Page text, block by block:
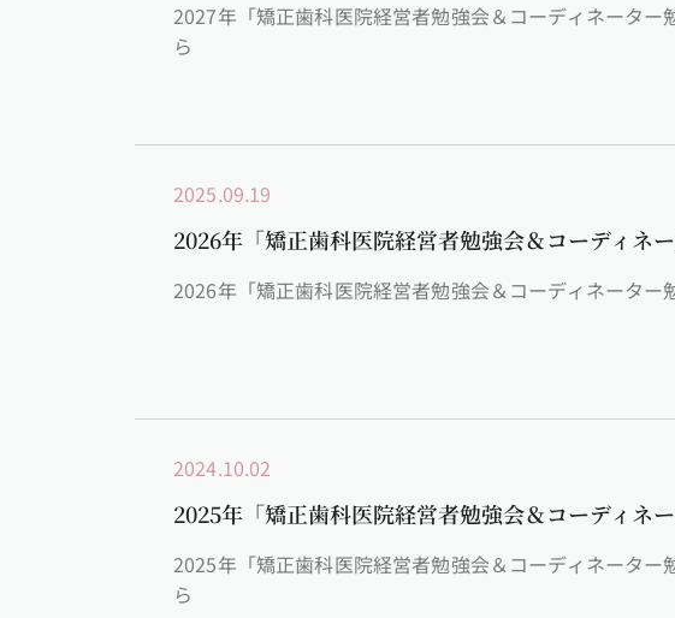
2027年「矯正歯科医院経営者勉強会＆コーディネーター勉強会」
2025.09.19
2026年「矯正歯科医院経営者勉強会＆コーディネー
2026年「矯正歯科医院経営者勉強会＆コーディネーター勉強会」
2024.10.02
2025年「矯正歯科医院経営者勉強会＆コーディネ
2025年「矯正歯科医院経営者勉強会＆コーディネーター勉強会」